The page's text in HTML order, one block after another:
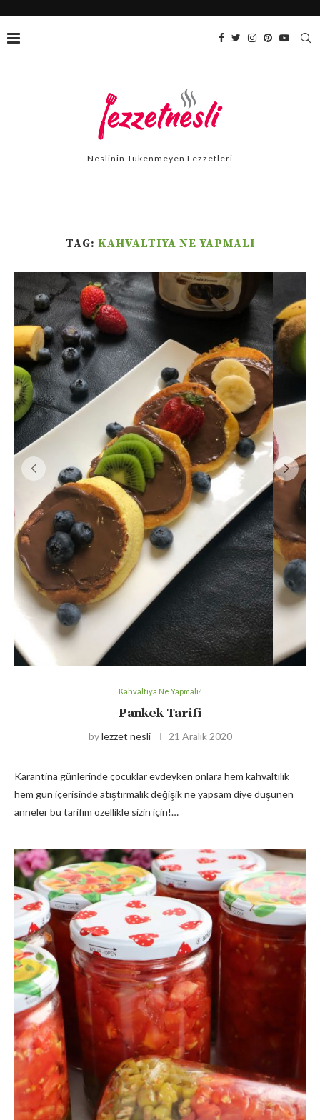
Neslinin Tükenmeyen Lezzetleri
TAG: KAHVALTIYA NE YAPMALI
Kahvaltıya Ne Yapmalı?
Pankek Tarifi
bylezzet nesli 21 Aralık 2020
Karantina günlerinde çocuklar evdeyken onlara hem kahvaltılık
hem gün içerisinde atıştırmalık değişik ne yapsam diye düşünen
anneler bu tarifim özellikle sizin için!…